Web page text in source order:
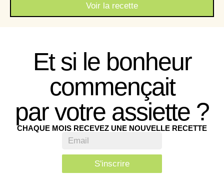
Voir la recette
Et si le bonheur
commençait
par votre assiette ?
CHAQUE MOIS RECEVEZ UNE NOUVELLE RECETTE
S'inscrire